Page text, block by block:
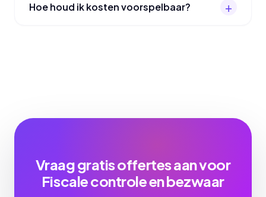
Hoe houd ik kosten voorspelbaar?
Vraag gratis offertes aan voor
Fiscale controle en bezwaar